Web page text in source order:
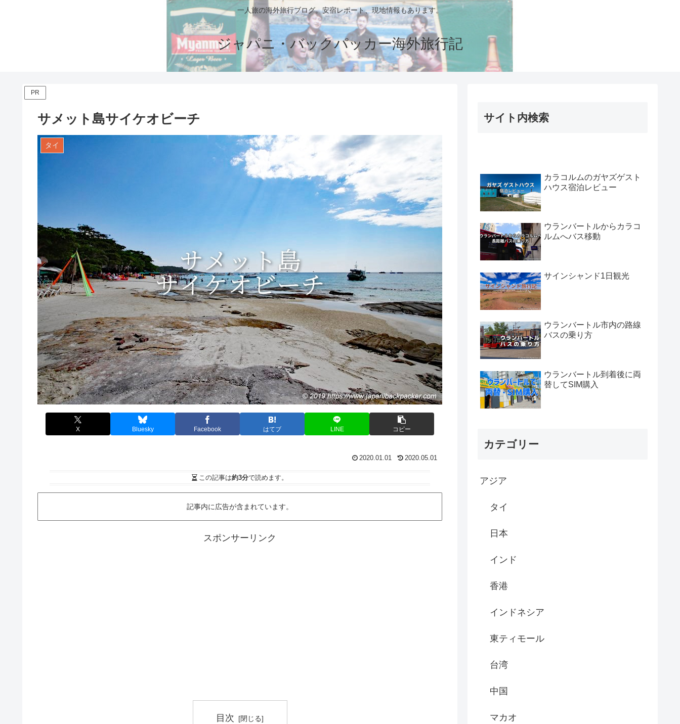
一人旅の海外旅行ブログ。安宿レポート、現地情報もあります。
ジャパニ・バックパッカー海外旅行記
PR
サメット島サイケオビーチ
タイ
X Bluesky Facebook はてブ LINE コピー
2020.01.01 2020.05.01
この記事は約3分で読めます。
記事内に広告が含まれています。
スポンサーリンク
目次
サイト内検索
カラコルムのガヤズゲスト
ハウス宿泊レビュー
ウランバートルからカラコ
ルムへバス移動
サインシャンド1日観光
ウランバートル市内の路線
バスの乗り方
ウランバートル到着後に両
替してSIM購入
カテゴリー
アジア
タイ
日本
インド
香港
インドネシア
東ティモール
台湾
中国
マカオ